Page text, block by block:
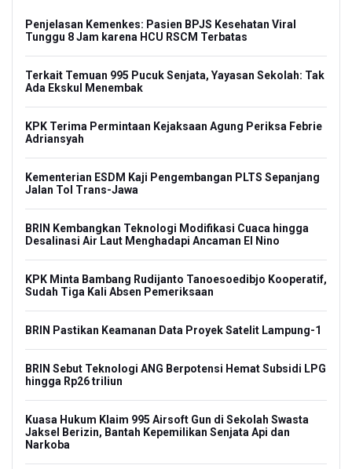
Penjelasan Kemenkes: Pasien BPJS Kesehatan Viral
Tunggu 8 Jam karena HCU RSCM Terbatas
Terkait Temuan 995 Pucuk Senjata, Yayasan Sekolah: Tak
Ada Ekskul Menembak
KPK Terima Permintaan Kejaksaan Agung Periksa Febrie
Adriansyah
Kementerian ESDM Kaji Pengembangan PLTS Sepanjang
Jalan Tol Trans-Jawa
BRIN Kembangkan Teknologi Modifikasi Cuaca hingga
Desalinasi Air Laut Menghadapi Ancaman El Nino
KPK Minta Bambang Rudijanto Tanoesoedibjo Kooperatif,
Sudah Tiga Kali Absen Pemeriksaan
BRIN Pastikan Keamanan Data Proyek Satelit Lampung-1
BRIN Sebut Teknologi ANG Berpotensi Hemat Subsidi LPG
hingga Rp26 triliun
Kuasa Hukum Klaim 995 Airsoft Gun di Sekolah Swasta
Jaksel Berizin, Bantah Kepemilikan Senjata Api dan
Narkoba